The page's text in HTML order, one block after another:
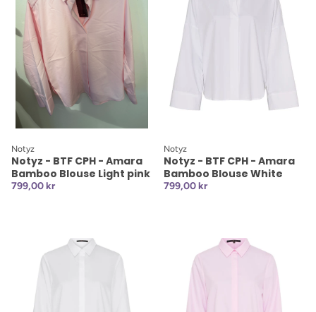
Notyz
Notyz - BTF CPH - Amara
Bamboo Blouse Light pink
799,00 kr
Notyz
Notyz - BTF CPH - Amara
Bamboo Blouse White
799,00 kr